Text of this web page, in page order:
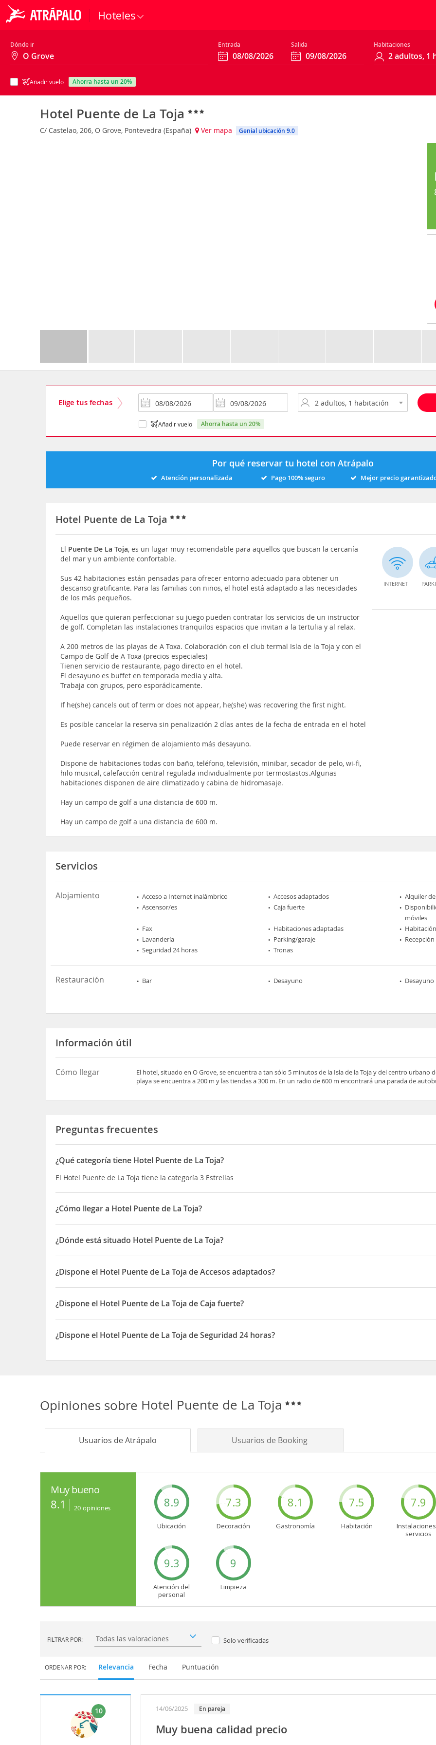
Hoteles
Dónde ir Entrada Salida Habitaciones
Añadir vuelo ahorra hasta un 20%
Hotel Puente de La Toja
C/ Castelao, 206, O Grove, Pontevedra (España) Ver mapa Genial ubicación 9.0
Elige tus fechas
Añadir vuelo ahorra hasta un 20%
Por qué reservar tu hotel con Atrápalo
Atención personalizada Pago 100% seguro Mejor precio
Hotel Puente de La Toja
El Puente De La Toja, es un lugar muy recomendable para aquellos que buscan la cercaní­a
del mar y un ambiente confortable.
Sus 42 habitaciones están pensadas para ofrecer entorno adecuado para obtener un
descanso gratificante. Para las familias con niños, el hotel está adaptado a las necesidades
de los más pequeños.
Aquellos que quieran perfeccionar su juego pueden contratar los servicios de un instructor
de golf. Completan las instalaciones tranquilos espacios que invitan a la tertulia y al relax.
A 200 metros de las playas de A Toxa. Colaboración con el club termal Isla de la Toja y con el
Campo de Golf de A Toxa (precios especiales)
Tienen servicio de restaurante, pago directo en el hotel.
El desayuno es buffet en temporada media y alta.
Trabaja con grupos, pero esporádicamente.
If he(she) cancels out of term or does not appear, he(she) was recovering the first night.
Es posible cancelar la reserva sin penalización 2 días antes de la fecha de entrada en el hotel
Puede reservar en régimen de alojamiento más desayuno.
Dispone de habitaciones todas con baño, teléfono, televisión, minibar, secador de pelo, wi-fi,
hilo musical, calefacción central regulada individualmente por termostastos.Algunas
habitaciones disponen de aire climatizado y cabina de hidromasaje.
Hay un campo de golf a una distancia de 600 m.
Hay un campo de golf a una distancia de 600 m.
INTERNET
Servicios
Alojamiento Acceso a Internet inalámbrico Accesos adaptados
Alquiler
Ascensor/es
Caja fuerte
móviles
Fax
Habitaciones adaptadas
Lavandería
Parking/garaje
Recepción
Seguridad 24 horas
Tronas
Restauración Bar Desayuno
Información útil
Cómo llegar
El hotel, situado en O Grove, se encuentra a tan sólo 5 minutos de la Isla de la Toja y del centro urbano
playa se encuentra a 200 m y las tiendas a 300 m. En un radio de 600 m encontrará una parada de
Preguntas frecuentes
¿Qué categoría tiene Hotel Puente de La Toja?
El Hotel Puente de La Toja tiene la categoría 3 Estrellas
¿Cómo llegar a Hotel Puente de La Toja?
El hotel, situado en O Grove, se encuentra a tan sólo 5 minutos de la Isla de la Toja y del centro urbano de O Grove.
encuentra a 200 m y las tiendas a 300 m. En un radio de 600 m encontrará una parada de autobús y un parque.
¿Dónde está situado Hotel Puente de La Toja?
El Hotel Puente de La Toja está situado en C/ Castelao, 206
¿Dispone el Hotel Puente de La Toja de Accesos adaptados?
Sí, el Hotel Puente de La Toja dispone de Accesos adaptados
¿Dispone el Hotel Puente de La Toja de Caja fuerte?
Sí, el Hotel Puente de La Toja dispone de Caja fuerte
¿Dispone el Hotel Puente de La Toja de Seguridad 24 horas?
Opiniones sobre Hotel Puente de La Toja
Usuarios deAtrápalo Usuarios de Booking
Muy bueno
8.1 20 opiniones 8.9
Ubicación
7.3
Decoración
8.1
Gastronomía
7.5
Habitación
7.9
servicios
9.3
Atención del
personal
9
Limpieza
FILTRAR POR: Filtrar por: Solo verificadas
ORDENAR POR: Relevancia Fecha Puntuación
10 14/06/2025 en pareja
Muy buena calidad precio